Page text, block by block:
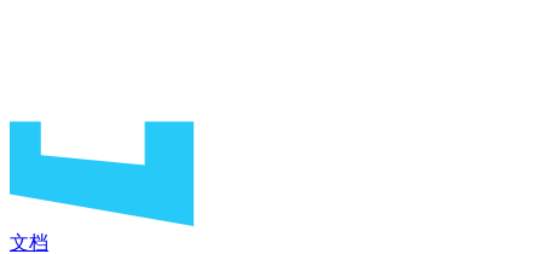
文档